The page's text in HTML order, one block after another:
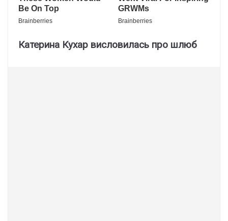
Катерина Кухар висловилась про шлюб